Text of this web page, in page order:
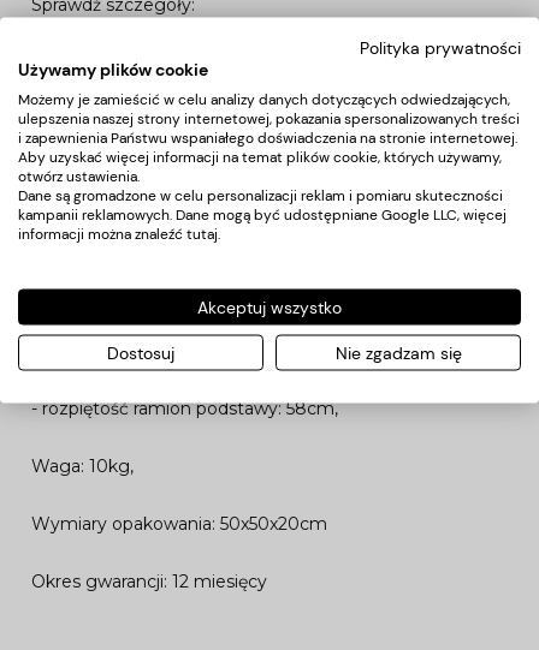
Sprawdź szczegóły:
Poduszka wykonana z wysokiej jakości elastycznej
pianki.
Tapicerka bezszwowa TECHNOGEL.
Hydraulicznie regulowana wysokość.
Wygodne podparcie pleców.
- regulowana wysokość: 52cm- 67cm
- wysokość oparcia 28cm
- szerokość siedziska: 45cm
- rozpiętość ramion podstawy: 58cm,
Waga: 10kg,
Wymiary opakowania: 50x50x20cm
Okres gwarancji: 12 miesięcy
Polityka prywatności
Używamy plików cookie
Możemy je zamieścić w celu analizy danych dotyczących odwiedzających,
ulepszenia naszej strony internetowej, pokazania spersonalizowanych treści
i zapewnienia Państwu wspaniałego doświadczenia na stronie internetowej.
Aby uzyskać więcej informacji na temat plików cookie, których używamy,
otwórz ustawienia.
Dane są gromadzone w celu personalizacji reklam i pomiaru skuteczności
kampanii reklamowych. Dane mogą być udostępniane Google LLC, więcej
informacji można znaleźć tutaj.
Akceptuj wszystko
Dostosuj Nie zgadzam się